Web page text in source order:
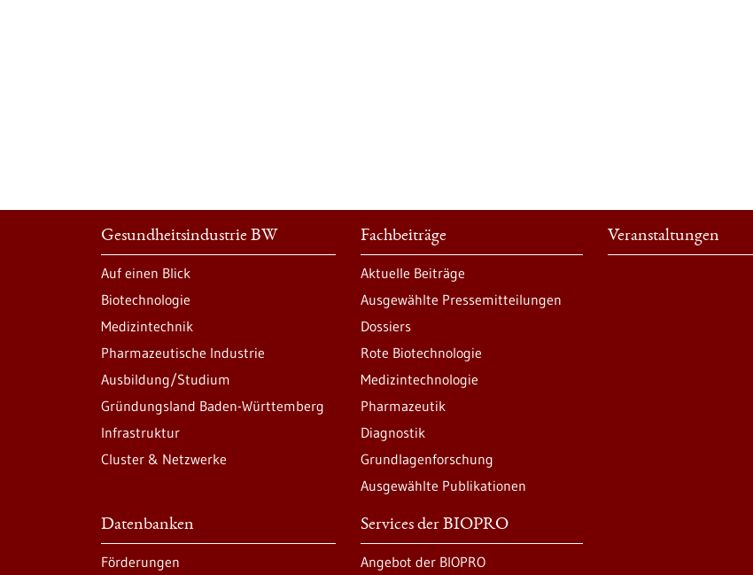
Gesundheitsindustrie BW
Auf einen Blick
Biotechnologie
Medizintechnik
Pharmazeutische Industrie
Ausbildung/Studium
Gründungsland Baden-Württemberg
Infrastruktur
Cluster & Netzwerke
Fachbeiträge
Aktuelle Beiträge
Ausgewählte Pressemitteilungen
Dossiers
Rote Biotechnologie
Medizintechnologie
Pharmazeutik
Diagnostik
Grundlagenforschung
Ausgewählte Publikationen
Veranstaltungen
Datenbanken
Förderungen
Services der BIOPRO
Angebot der BIOPRO